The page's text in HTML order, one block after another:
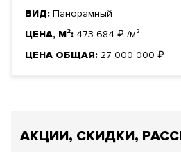
ВИД: Панорамный
ЦЕНА, М²: 473 684 ₽ /м²
ЦЕНА ОБЩАЯ: 27 000 000 ₽
АКЦИИ, СКИДКИ,